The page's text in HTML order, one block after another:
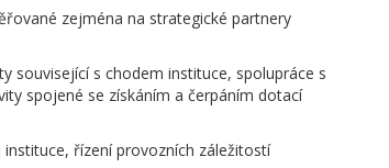
zejména na strategické partnery
související s chodem instituce, spolupráce s
spojené se získáním a čerpáním dotací
řízení provozních záležitostí